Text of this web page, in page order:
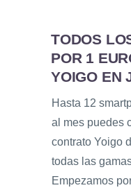
TODOS
POR 1
YOIGO EN
Hasta 12
al mes puedes
contrato Yoigo
todas las
Empezamos